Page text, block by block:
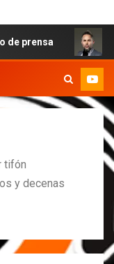
MARCOS
tifón
y decenas